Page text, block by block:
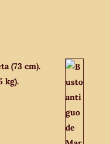
(73 cm).
kg).